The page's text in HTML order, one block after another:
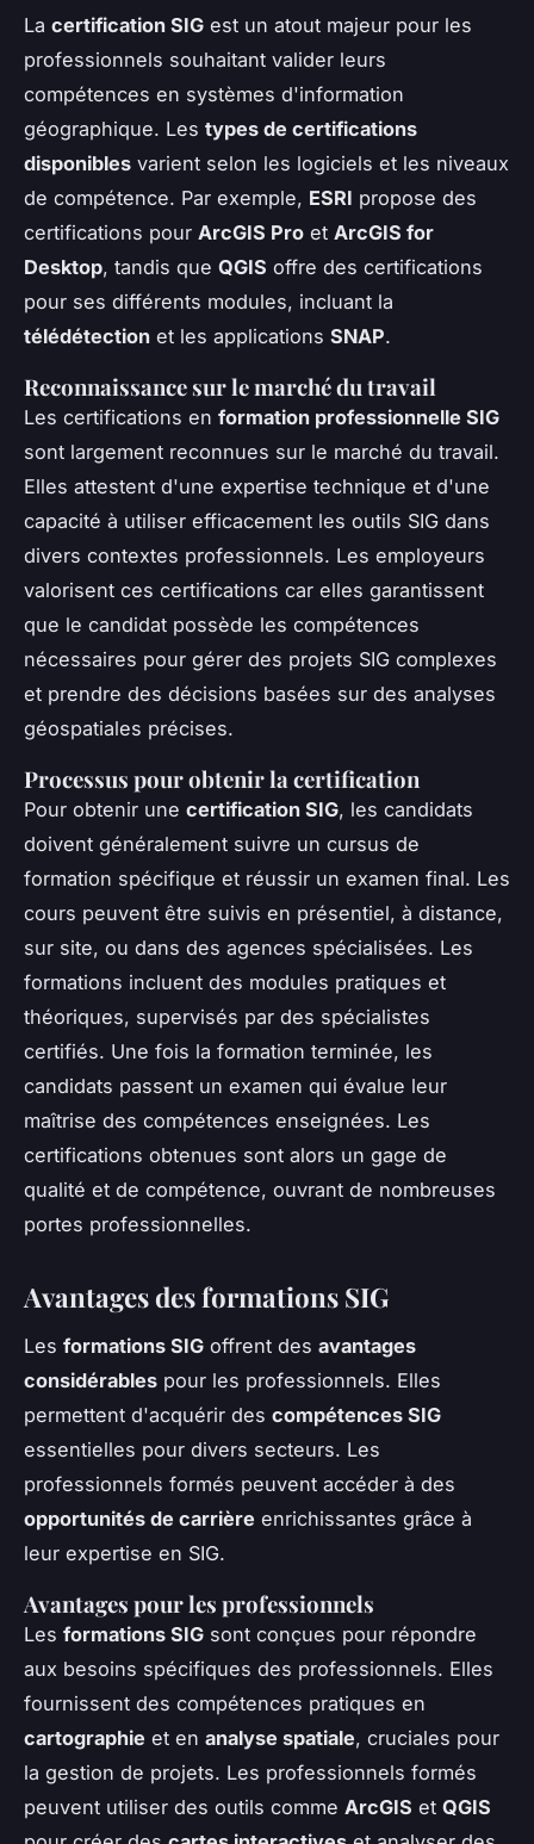
La certification SIG est un atout majeur pour les
professionnels souhaitant valider leurs
compétences en systèmes d'information
géographique. Les types de certifications
disponibles varient selon les logiciels et les niveaux
de compétence. Par exemple, ESRI propose des
certifications pour ArcGIS Pro et ArcGIS for
Desktop, tandis que QGIS offre des certifications
pour ses différents modules, incluant la
télédétection et les applications SNAP.
Reconnaissance sur le marché du travail
Les certifications en formation professionnelle SIG
sont largement reconnues sur le marché du travail.
Elles attestent d'une expertise technique et d'une
capacité à utiliser efficacement les outils SIG dans
divers contextes professionnels. Les employeurs
valorisent ces certifications car elles garantissent
que le candidat possède les compétences
nécessaires pour gérer des projets SIG complexes
et prendre des décisions basées sur des analyses
géospatiales précises.
Processus pour obtenir la certification
Pour obtenir une certification SIG, les candidats
doivent généralement suivre un cursus de
formation spécifique et réussir un examen final. Les
cours peuvent être suivis en présentiel, à distance,
sur site, ou dans des agences spécialisées. Les
formations incluent des modules pratiques et
théoriques, supervisés par des spécialistes
certifiés. Une fois la formation terminée, les
candidats passent un examen qui évalue leur
maîtrise des compétences enseignées. Les
certifications obtenues sont alors un gage de
qualité et de compétence, ouvrant de nombreuses
portes professionnelles.
Avantages des formations SIG
Les formations SIG offrent des avantages
considérables pour les professionnels. Elles
permettent d'acquérir des compétences SIG
essentielles pour divers secteurs. Les
professionnels formés peuvent accéder à des
opportunités de carrière enrichissantes grâce à
leur expertise en SIG.
Avantages pour les professionnels
Les formations SIG sont conçues pour répondre
aux besoins spécifiques des professionnels. Elles
fournissent des compétences pratiques en
cartographie et en analyse spatiale, cruciales pour
la gestion de projets. Les professionnels formés
peuvent utiliser des outils comme ArcGIS et QGIS